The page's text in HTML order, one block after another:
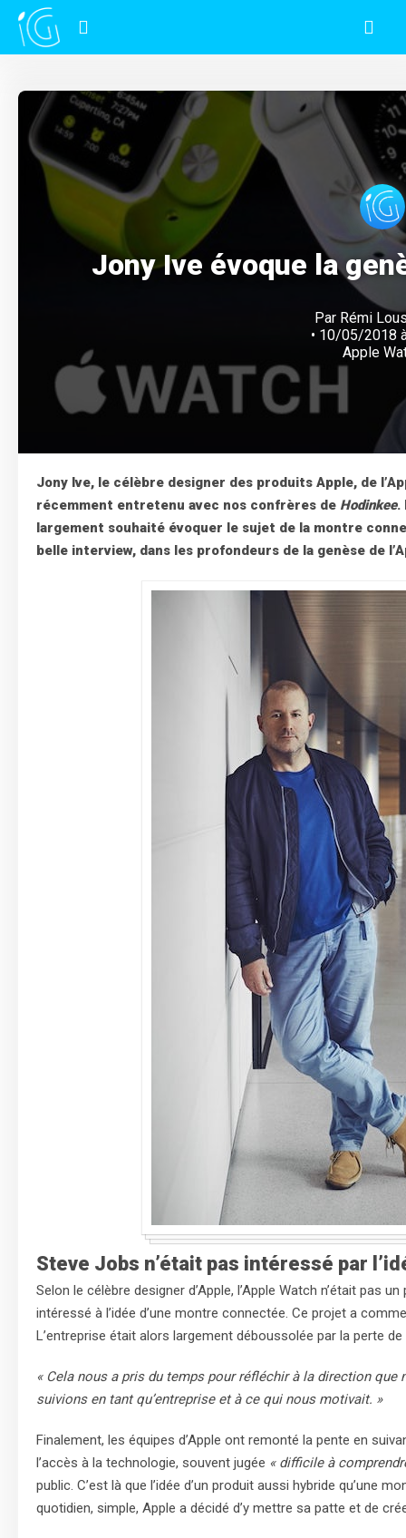
Jony Ive évoque la
Par Rémi
• 10/05/2018
Apple
Jony Ive, le célèbre designer des produits Apple, de
récemment entretenu avec nos confrères de Hodinkee.
largement souhaité évoquer le sujet de la montre
belle interview, dans les profondeurs de la genèse de
Steve Jobs n’était pas intéressé par
Selon le célèbre designer d’Apple, l’Apple Watch n’était pas
intéressé à l’idée d’une montre connectée. Ce projet a
L’entreprise était alors largement déboussolée par la perte
« Cela nous a pris du temps pour réfléchir à la direction
suivions en tant qu’entreprise et à ce qui nous motivait. »
Finalement, les équipes d’Apple ont remonté la pente en
l’accès à la technologie, souvent jugée « difficile à
public. C’est là que l’idée d’un produit aussi hybride qu’une
quotidien, simple, Apple a décidé d’y mettre sa patte et de